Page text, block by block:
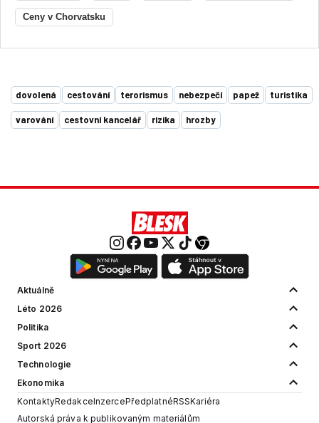
Ceny v Chorvatsku
dovolená cestování terorismus nebezpečí papež turistika
varování cestovní kancelář rizika hrozby
Aktuálně
Léto 2026
Politika
Sport 2026
Technologie
Ekonomika
KontaktyRedakceInzercePředplatnéRSSKariéra
Autorská práva k publikovaným materiálům